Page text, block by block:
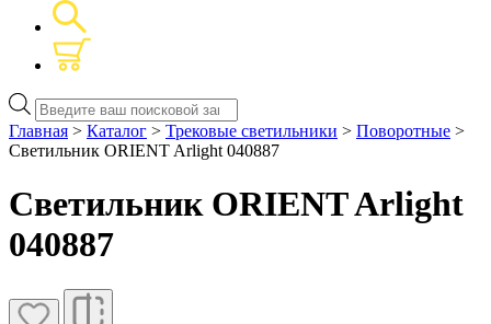
Поиск
товаров
Главная > Каталог > Трековые светильники > Поворотные >
Светильник ORIENT Arlight 040887
Светильник ORIENT Arlight
040887